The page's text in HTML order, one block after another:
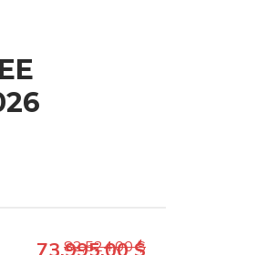
82,524.00 $
73,995.00 $